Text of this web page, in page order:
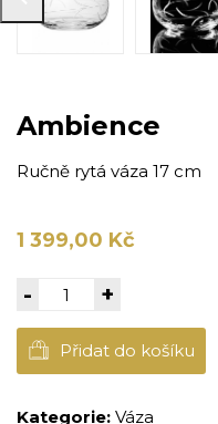
Ambience
Ručně rytá váza 17 cm
1 399,00 Kč
- +
Přidat do košíku
Kategorie: Váza